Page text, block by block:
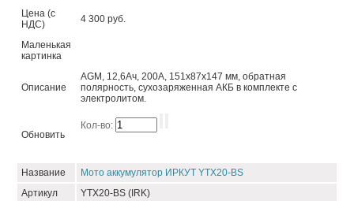
Цена (с
НДС)
4 300 руб.
Маленькая
картинка
Описание
AGM, 12,6Ач, 200А, 151x87x147 мм, обратная
полярность, сухозаряженная АКБ в комплекте с
электролитом.
Обновить
Кол-во:
Название
Мото аккумулятор ИРКУТ YTX20-BS
Артикул
YTX20-BS (IRK)